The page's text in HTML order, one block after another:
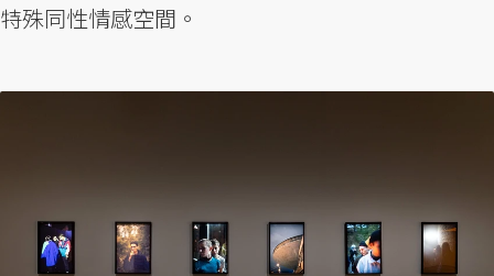
特殊同性情感空間。